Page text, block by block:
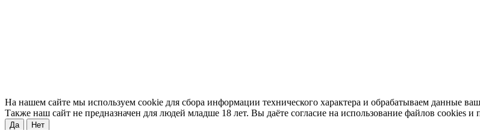
На нашем сайте мы используем cookie для сбора информации технического характера и обрабатываем данные
Также наш сайт не предназначен для людей младше 18 лет. Вы даёте согласие на использование файлов cookies и
Да Нет